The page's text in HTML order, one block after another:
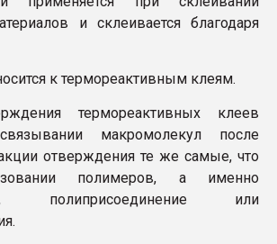
пластмасс
ПЕРЕЙТИ НА
и склеивается благодаря
к термореактивным клеям.
термореактивных клеев
макромолекул после
отверждения те же самые, что
полимеров, а именно
полиприсоединение или